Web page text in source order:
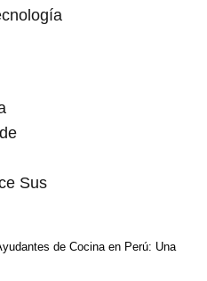
Sus
de Cocina en Perú: Una